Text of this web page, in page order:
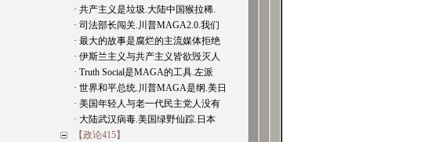
· 共产主义是垃圾.大陆中国猴拉稀.
· 司法部长闯关.川普MAGA2.0.我们
· 最大的故事是腐烂的主流媒体拒绝
· 伊斯兰主义与共产主义皆欲毁灭人
· Truth Social是MAGA的工具.左派
· 世界和平总统.川普MAGA是纲.美日
· 美国年轻人与老一代民主党人没有
· 大陆武汉病毒.美国绿野仙踪.日本
【政论415】